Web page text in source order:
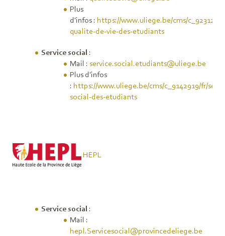
Plus
d'infos : https://www.uliege.be/cms/
qualite-de-vie-des-etudiants
Service social :
Mail : service.social.etudiants@uliege.be
Plus d'infos
: https://www.uliege.be/cms/c_9142919/fr/
social-des-etudiants
HEPL
Service social :
Mail :
hepl.Servicesocial@provincedeliege.be